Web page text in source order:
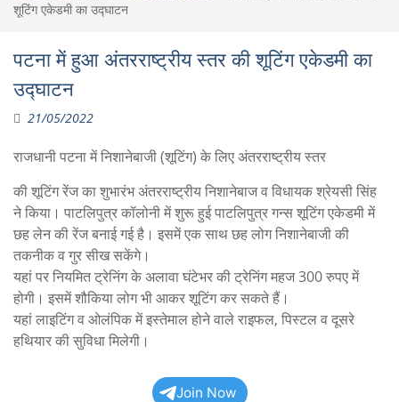
शूटिंग एकेडमी का उद्घाटन
पटना में हुआ अंतरराष्ट्रीय स्तर की शूटिंग एकेडमी का
उद्घाटन
21/05/2022
राजधानी पटना में निशानेबाजी (शूटिंग) के लिए अंतरराष्ट्रीय स्तर
की शूटिंग रेंज का शुभारंभ अंतरराष्ट्रीय निशानेबाज व विधायक श्रेयसी सिंह
ने किया। पाटलिपुत्र कॉलोनी में शुरू हुई पाटलिपुत्र गन्स शूटिंग एकेडमी में
छह लेन की रेंज बनाई गई है। इसमें एक साथ छह लोग निशानेबाजी की
तकनीक व गुर सीख सकेंगे।
यहां पर नियमित ट्रेनिंग के अलावा घंटेभर की ट्रेनिंग महज 300 रुपए में
होगी। इसमें शौकिया लोग भी आकर शूटिंग कर सकते हैं।
यहां लाइटिंग व ओलंपिक में इस्तेमाल होने वाले राइफल, पिस्टल व दूसरे
हथियार की सुविधा मिलेगी।
Join Now